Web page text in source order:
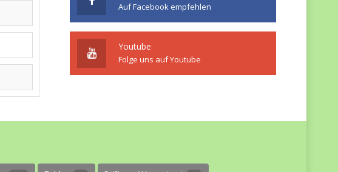
Auf Facebook empfehlen
Youtube
Folge uns auf Youtube